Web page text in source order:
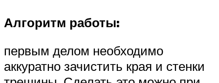
Алгоритм работы:
первым делом необходимо
аккуратно зачистить края и стенки